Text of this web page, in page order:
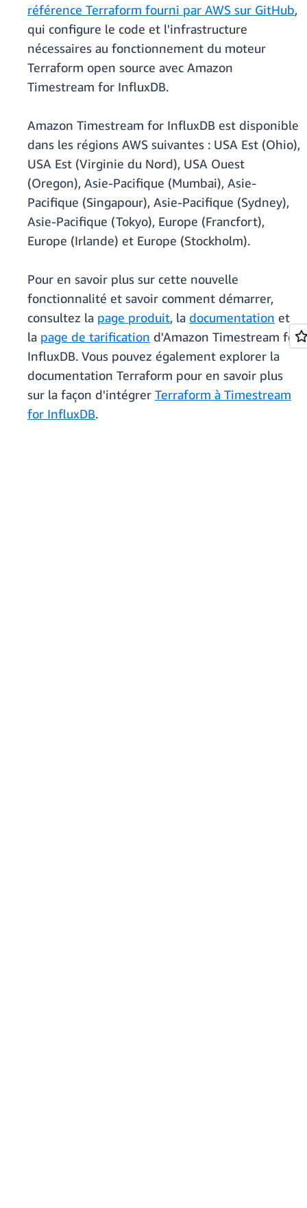
référence Terraform fourni par AWS sur GitHub,
qui configure le code et l'infrastructure
nécessaires au fonctionnement du moteur
Terraform open source avec Amazon
Timestream for InfluxDB.
Amazon Timestream for InfluxDB est disponible
dans les régions AWS suivantes : USA Est (Ohio),
USA Est (Virginie du Nord), USA Ouest
(Oregon), Asie-Pacifique (Mumbai), Asie-
Pacifique (Singapour), Asie-Pacifique (Sydney),
Asie-Pacifique (Tokyo), Europe (Francfort),
Europe (Irlande) et Europe (Stockholm).
Pour en savoir plus sur cette nouvelle
fonctionnalité et savoir comment démarrer,
consultez la page produit, la documentation et
la page de tarification d'Amazon Timestream for
InfluxDB. Vous pouvez également explorer la
documentation Terraform pour en savoir plus
sur la façon d'intégrer Terraform à Timestream
for InfluxDB.